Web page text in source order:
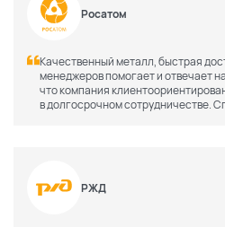
Росатом
Качественный металл, быстрая
менеджеров помогает и отвечает
что компания
в долгосрочном сотрудничестве.
РЖД